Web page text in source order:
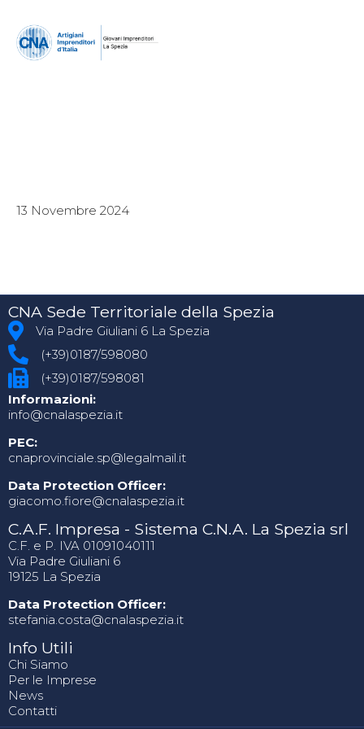
13 Novembre 2024
CNA Sede Territoriale della Spezia
Via Padre Giuliani 6 La Spezia
(+39)0187/598080
(+39)0187/598081
Informazioni:
info@cnalaspezia.it
PEC:
cnaprovinciale.sp@legalmail.it
Data Protection Officer:
giacomo.fiore@cnalaspezia.it
C.A.F. Impresa - Sistema C.N.A. La Spezia srl
C.F. e P. IVA 01091040111
Via Padre Giuliani 6
19125 La Spezia
Data Protection Officer:
stefania.costa@cnalaspezia.it
Info Utili
Chi Siamo
Per le Imprese
News
Contatti